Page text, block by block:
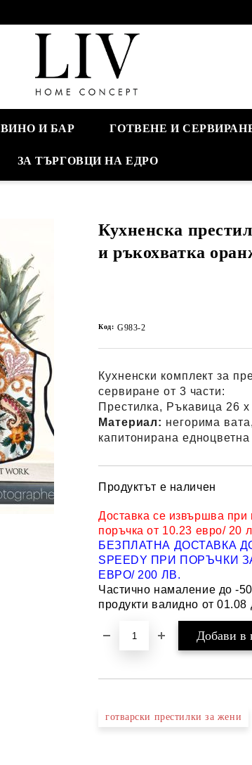
ВИНО И БАР ГОТВЕНЕ И
ЗА ТЪРГОВЦИ НА ЕДРО
Кухненска
и ръкохватка
Код: G983-2
Кухненски комплект за
сервиране от 3 части:
Престилка, Ръкавица 26
Материал: негорима
капитонирана
Продуктът е наличен
Доставка се извършва
поръчка от 10.23 евро/ 20
БЕЗПЛАТНА ДОСТАВКА
SPEEDY ПРИ ПОРЪЧКИ
ЕВРО/ 200 ЛВ.
Частично намаление до -
продукти валидно от 01.08
готварски престилки за жени